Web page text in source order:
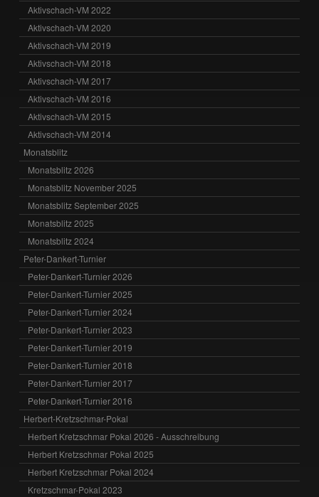
Aktivschach-VM 2022
Aktivschach-VM 2020
Aktivschach-VM 2019
Aktivschach-VM 2018
Aktivschach-VM 2017
Aktivschach-VM 2016
Aktivschach-VM 2015
Aktivschach-VM 2014
Monatsblitz
Monatsblitz 2026
Monatsblitz November 2025
Monatsblitz September 2025
Monatsblitz 2025
Monatsblitz 2024
Peter-Dankert-Turnier
Peter-Dankert-Turnier 2026
Peter-Dankert-Turnier 2025
Peter-Dankert-Turnier 2024
Peter-Dankert-Turnier 2023
Peter-Dankert-Turnier 2019
Peter-Dankert-Turnier 2018
Peter-Dankert-Turnier 2017
Peter-Dankert-Turnier 2016
Herbert-Kretzschmar-Pokal
Herbert Kretzschmar Pokal 2026 - Ausschreibung
Herbert Kretzschmar Pokal 2025
Herbert Kretzschmar Pokal 2024
Kretzschmar-Pokal 2023